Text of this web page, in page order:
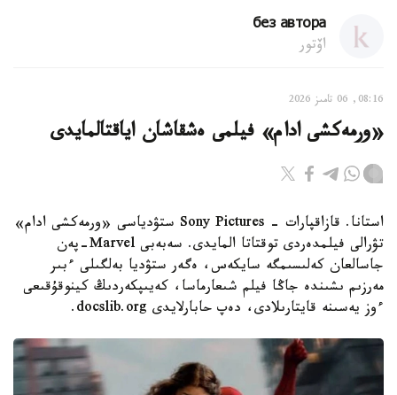
без автора
اۆتور
08:16, 06 تامىز 2026
«ورمەكشى ادام» فيلمى ەشقاشان اياقتالمايدى
استانا. قازاقپارات - Sony Pictures ستۋدياسى «ورمەكشى ادام»
تۋرالى فيلمدەردى توقتاتا المايدى. سەبەبى Marvel-پەن
جاسالعان كەلىسىمگە سايكەس، ەگەر ستۋديا بەلگىلى ءبىر
مەرزىم ىشىندە جاڭا فيلم شىعارماسا، كەيىپكەردىڭ كينوقۇقىعى
ءوز يەسىنە قايتارىلادى، دەپ حابارلايدى docslib.org.